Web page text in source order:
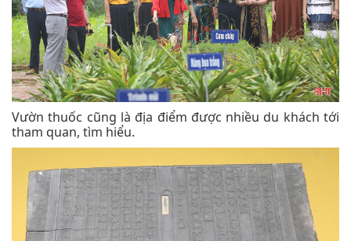
Vườn thuốc cũng là địa điểm được nhiều du khách tới
tham quan, tìm hiểu.